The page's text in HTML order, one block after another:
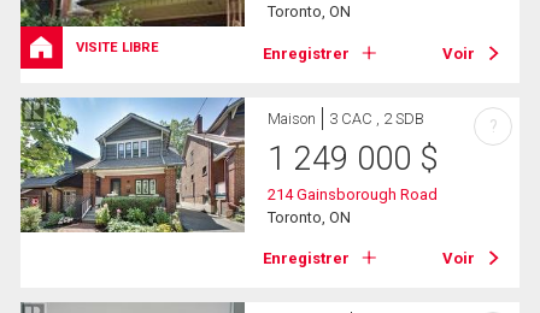
VISITE LIBRE
Toronto, ON
Enregistrer Voir
Maison 3 CAC , 2 SDB
1 249 000 $
214 Gainsborough Road
Toronto, ON
Enregistrer Voir
?